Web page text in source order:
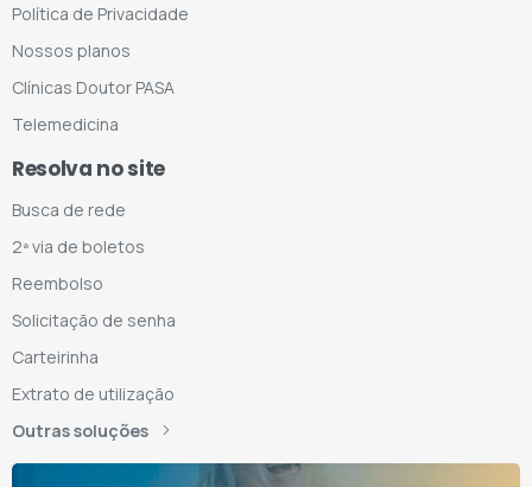
Política de Privacidade
Nossos planos
Clínicas Doutor PASA
Telemedicina
Resolva no site
Busca de rede
2ª via de boletos
Reembolso
Solicitação de senha
Carteirinha
Extrato de utilização
Outras soluções